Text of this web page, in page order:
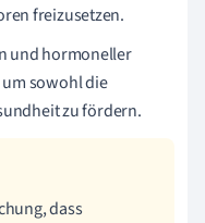
freizusetzen.
und hormoneller
sowohl die
zu fördern.
dass